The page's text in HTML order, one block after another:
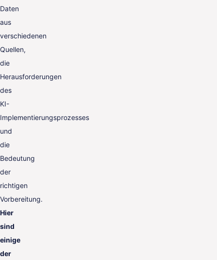
Daten
aus
verschiedenen
Quellen,
die
Herausforderungen
des
KI-
Implementierungsprozesses
und
die
Bedeutung
der
richtigen
Vorbereitung.
Hier
sind
einige
der